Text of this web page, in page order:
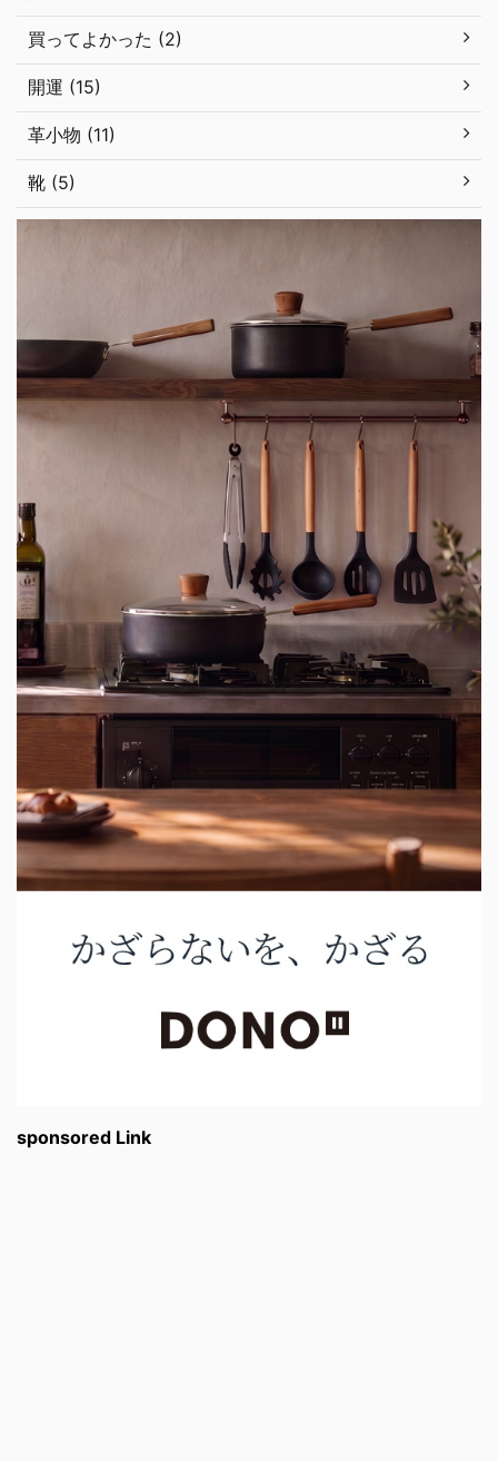
買ってよかった (2)
開運 (15)
革小物 (11)
靴 (5)
sponsored Link